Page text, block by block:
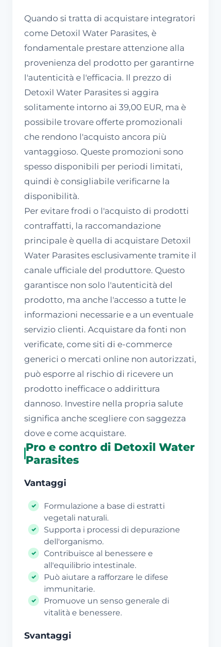
Quando si tratta di acquistare integratori
come Detoxil Water Parasites, è
fondamentale prestare attenzione alla
provenienza del prodotto per garantirne
l'autenticità e l'efficacia. Il prezzo di
Detoxil Water Parasites si aggira
solitamente intorno ai 39,00 EUR, ma è
possibile trovare offerte promozionali
che rendono l'acquisto ancora più
vantaggioso. Queste promozioni sono
spesso disponibili per periodi limitati,
quindi è consigliabile verificarne la
disponibilità.
Per evitare frodi o l'acquisto di prodotti
contraffatti, la raccomandazione
principale è quella di acquistare Detoxil
Water Parasites esclusivamente tramite il
canale ufficiale del produttore. Questo
garantisce non solo l'autenticità del
prodotto, ma anche l'accesso a tutte le
informazioni necessarie e a un eventuale
servizio clienti. Acquistare da fonti non
verificate, come siti di e-commerce
generici o mercati online non autorizzati,
può esporre al rischio di ricevere un
prodotto inefficace o addirittura
dannoso. Investire nella propria salute
significa anche scegliere con saggezza
dove e come acquistare.
Pro e contro di Detoxil Water
Parasites
Vantaggi
Formulazione a base di estratti
vegetali naturali.
Supporta i processi di depurazione
dell'organismo.
Contribuisce al benessere e
all'equilibrio intestinale.
Può aiutare a rafforzare le difese
immunitarie.
Promuove un senso generale di
vitalità e benessere.
Svantaggi